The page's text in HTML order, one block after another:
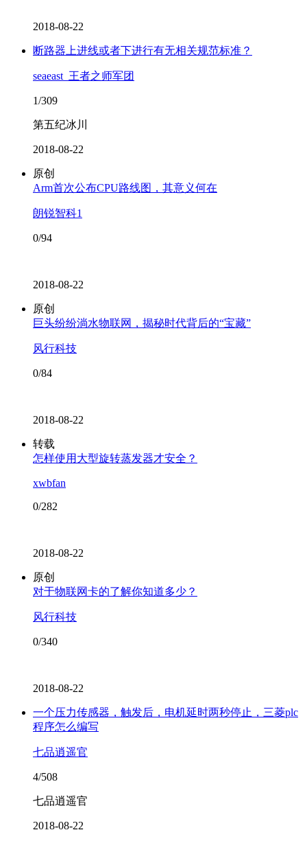
2018-08-22
断路器上进线或者下进行有无相关规范标准？
seaeast_王者之师军团
1/309
第五纪冰川
2018-08-22
原创
Arm首次公布CPU路线图，其意义何在
朗锐智科1
0/94
2018-08-22
原创
巨头纷纷淌水物联网，揭秘时代背后的“宝藏”
风行科技
0/84
2018-08-22
转载
怎样使用大型旋转蒸发器才安全？
xwbfan
0/282
2018-08-22
原创
对于物联网卡的了解你知道多少？
风行科技
0/340
2018-08-22
一个压力传感器，触发后，电机延时两秒停止，三菱plc
程序怎么编写
七品逍遥官
4/508
七品逍遥官
2018-08-22